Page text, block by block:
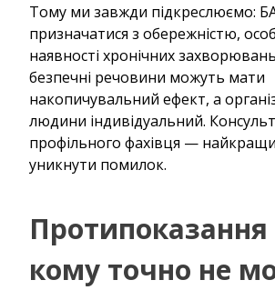
Тому ми завжди підкреслюємо:
призначатися з обережністю,
наявності хронічних
безпечні речовини можуть мати
накопичувальний ефект, а
людини індивідуальний.
профільного фахівця —
уникнути помилок.
Протипоказання
кому точно не